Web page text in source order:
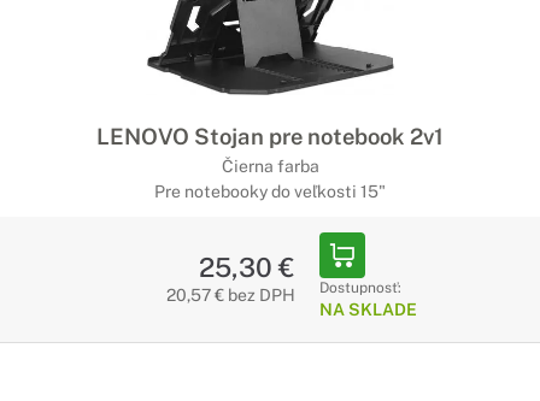
LENOVO Stojan pre notebook 2v1
Čierna farba
Pre notebooky do veľkosti 15"
25,30 €
20,57 € bez DPH Dostupnosť:
NA SKLADE